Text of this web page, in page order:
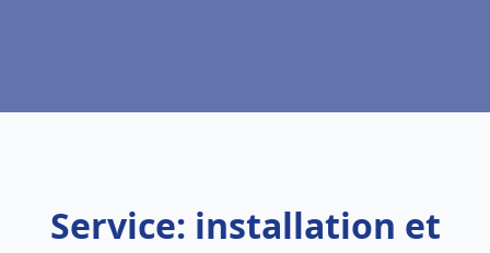
Service: installation et